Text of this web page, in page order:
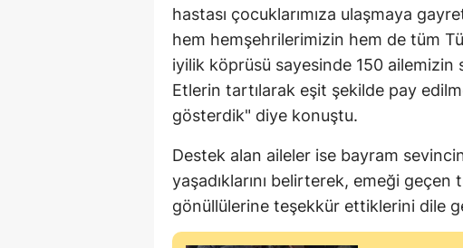
hastası çocuklarımıza ulaşmaya
hem hemşehrilerimizin hem de tüm
iyilik köprüsü sayesinde 150 ailemizin
Etlerin tartılarak eşit şekilde pay
gösterdik" diye konuştu.
Destek alan aileler ise bayram
yaşadıklarını belirterek, emeği
gönüllülerine teşekkür ettiklerini dile